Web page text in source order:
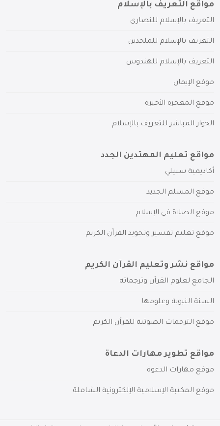
مواقع التعريف بالإسلام
التعريف بالإسلام للنصارى
التعريف بالإسلام للملحدين
التعريف بالإسلام للهندوس
موقع الإيمان
موقع المعجزة الأخيرة
الحوار المباشر للتعريف بالإسلام
مواقع تعليم المهتدين الجدد
أكاديمية سبيلي
موقع المسلم الجديد
موقع الصلاة في الإسلام
موقع تعليم تفسير وتجويد القرآن الكريم
مواقع نشر وتعليم القرآن الكريم
الجامع لعلوم القرآن وترجماته
السنة النبوية وعلومها
موقع الترجمات الصوتية للقرآن الكريم
مواقع تطوير مهارات الدعاة
موقع مهارات الدعوة
موقع المكتبة الإسلامية الإلكترونية الشاملة